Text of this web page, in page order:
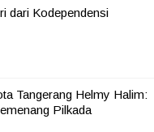
dari Kodependensi
Tangerang Helmy Halim:
Pilkada